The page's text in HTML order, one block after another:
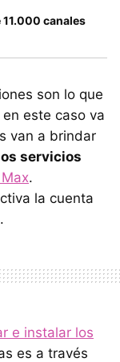
11.000 canales
son lo que
este caso va
van a brindar
servicios
.
la cuenta
e instalar los
es a través